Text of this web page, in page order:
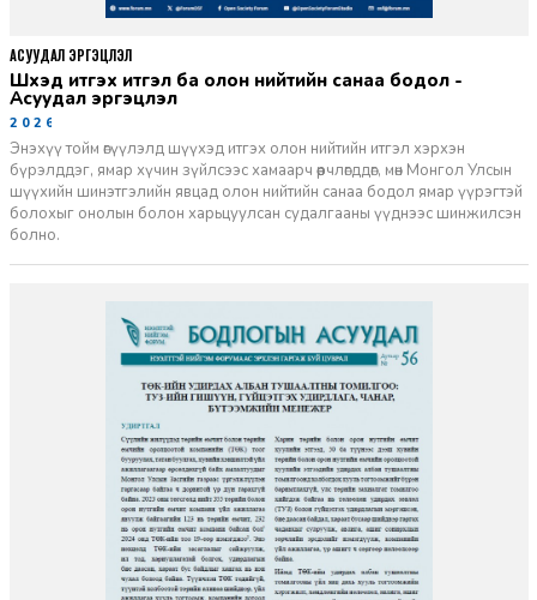
Шүүхэд итгэх итгэл ба олон нийтийн санаа бодол -
Асуудал эргэцүүлэл
2026-06-11
Энэхүү тойм өгүүлэлд шүүхэд итгэх олон нийтийн итгэл хэрхэн
бүрэлддэг, ямар хүчин зүйлсээс хамаарч өөрчлөгддөг, мөн Монгол Улсын
шүүхийн шинэтгэлийн явцад олон нийтийн санаа бодол ямар үүрэгтэй
болохыг онолын болон харьцуулсан судалгааны үүднээс шинжилсэн
болно.
АСУУДАЛ ЭРГЭЦҮҮЛЭЛ